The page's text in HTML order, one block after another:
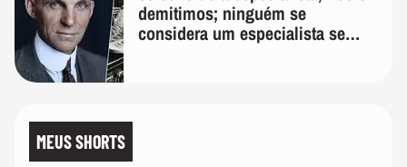
demitimos; ninguém se
considera um especialista se
MEUS SHORTS